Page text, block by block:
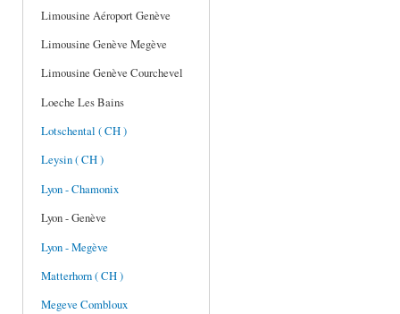
Limousine Aéroport Genève
Limousine Genève Megève
Limousine Genève Courchevel
Loeche Les Bains
Lotschental ( CH )
Leysin ( CH )
Lyon - Chamonix
Lyon - Genève
Lyon - Megève
Matterhorn ( CH )
Megeve Combloux